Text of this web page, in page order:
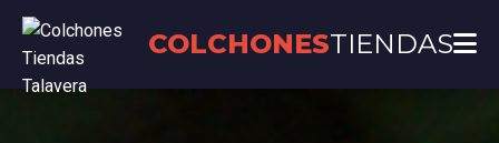
COLCHONESTIENDAS